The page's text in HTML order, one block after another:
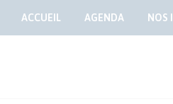
ACCUEIL AGENDA NOS